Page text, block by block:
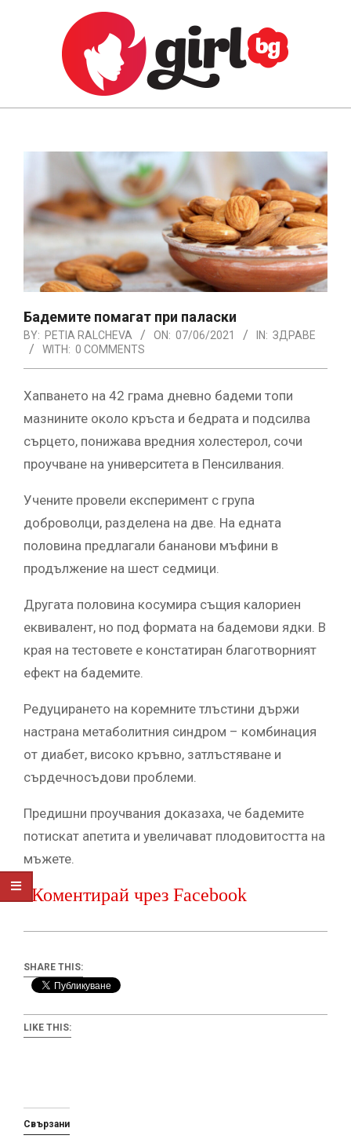
GIRL.BG
Navigation
Бадемите помагат при паласки
BY: PETIA RALCHEVA ON: 07/06/2021 IN: ЗДРАВЕ
WITH: 0 COMMENTS
Хапването на 42 грама дневно бадеми топи
мазнините около кръста и бедрата и подсилва
сърцето, понижава вредния холестерол, сочи
проучване на университета в Пенсилвания.
Учените провели експеримент с група
доброволци, разделена на две. На едната
половина предлагали бананови мъфини в
продължение на шест седмици.
Другата половина косумира същия калориен
еквивалент, но под формата на бадемови ядки. В
края на тестовете е констатиран благотворният
ефект на бадемите.
Редуцирането на коремните тлъстини държи
настрана метаболитния синдром – комбинация
от диабет, високо кръвно, затлъстяване и
сърдечносъдови проблеми.
Предишни проучвания доказаха, че бадемите
потискат апетита и увеличават плодовитостта на
мъжете.
Коментирай чрез Facebook
SHARE THIS:
LIKE THIS:
Свързани